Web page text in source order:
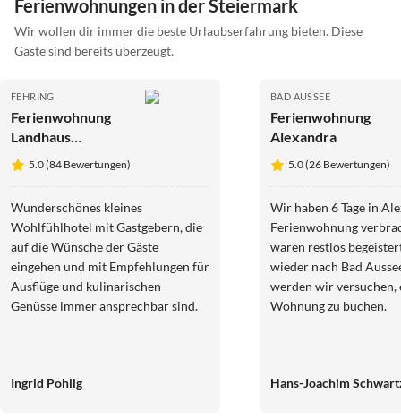
Ferienwohnungen in der Steiermark
Wir wollen dir immer die beste Urlaubserfahrung bieten. Diese
Gäste sind bereits überzeugt.
FEHRING
Ferienwohnung
Landhaus
FühlDichWohl
5.0 (84 Bewertungen)
Wunderschönes kleines
Wohlfühlhotel mit Gastgebern, die
auf die Wünsche der Gäste
eingehen und mit Empfehlungen für
Ausflüge und kulinarischen
Genüsse immer ansprechbar sind.
Ingrid Pohlig
BAD AUSSEE
Ferienwohnung
Alexandra
5.0 (26 Bewertungen)
Wir haben 6 Tage in
Ferienwohnung
waren restlos begeistert. Wenn
wieder nach Bad
werden wir versuchen, erneut diese
Wohnung zu buchen.
Hans-Joachim